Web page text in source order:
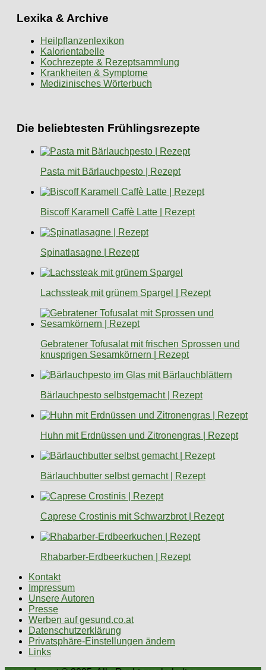
Lexika & Archive
Heilpflanzenlexikon
Kalorientabelle
Kochrezepte & Rezeptsammlung
Krankheiten & Symptome
Medizinisches Wörterbuch
Die beliebtesten Frühlingsrezepte
Pasta mit Bärlauchpesto | Rezept
Biscoff Karamell Caffè Latte | Rezept
Spinatlasagne | Rezept
Lachssteak mit grünem Spargel | Rezept
Gebratener Tofusalat mit frischen Sprossen und
knusprigen Sesamkörnern | Rezept
Bärlauchpesto selbstgemacht | Rezept
Huhn mit Erdnüssen und Zitronengras | Rezept
Bärlauchbutter selbst gemacht | Rezept
Caprese Crostinis mit Schwarzbrot | Rezept
Rhabarber-Erdbeerkuchen | Rezept
Kontakt
Impressum
Unsere Autoren
Presse
Werben auf gesund.co.at
Datenschutzerklärung
Privatsphäre-Einstellungen ändern
Links